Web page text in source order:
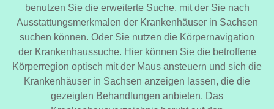
benutzen Sie die erweiterte Suche, mit der Sie nach
Ausstattungsmerkmalen der Krankenhäuser in Sachsen
suchen können. Oder Sie nutzen die Körpernavigation
der Krankenhaussuche. Hier können Sie die betroffene
Körperregion optisch mit der Maus ansteuern und sich die
Krankenhäuser in Sachsen anzeigen lassen, die die
gezeigten Behandlungen anbieten. Das